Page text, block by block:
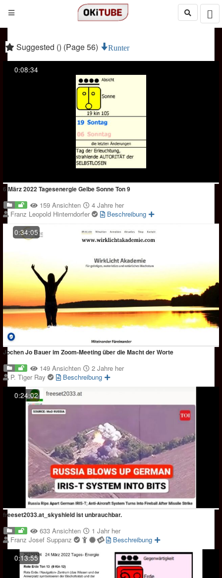
Suggested () (Page 56) Runter
0:08:34
6 März 2022 Tagesenergie Gelbe Sonne Ton 9
159 Ansichten
4 Jahre her
Franz Leopold Hinterndorfer
Beschreibung
0:34:05
Jochen Jo Bauer im Zoom-Meeting über die Macht der Worte
149 Ansichten
2 Jahre her
P. Tiger Ray
Beschreibung
0:24:02
freeset2033.at_skyshield ist unbrauchbar.
633 Ansichten
1 Jahr her
Franz Josef Suppanz
Beschreibung
0:13:55